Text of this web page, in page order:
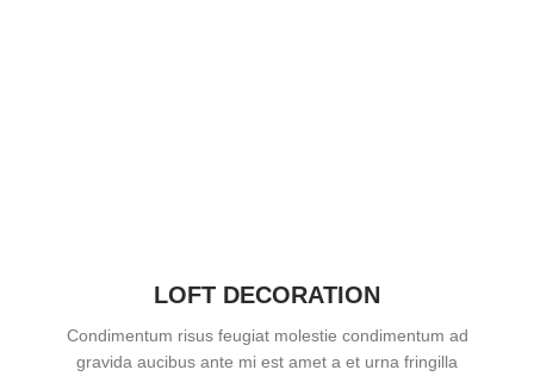
LOFT DECORATION
Condimentum risus feugiat molestie condimentum ad
gravida aucibus ante mi est amet a et urna fringilla